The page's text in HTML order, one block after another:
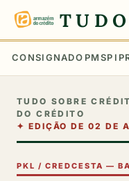
TUDO
CONSIGNADO PMSP
TUDO SOBRE
DO CRÉDITO
✦ EDIÇÃO DE 02 DE
PKL / CREDCESTA —